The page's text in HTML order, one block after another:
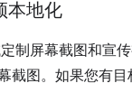
本地化
制屏幕截图和宣
截图。如果您有